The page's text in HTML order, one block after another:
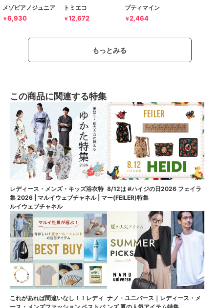
メゾピアノジュニア
￥6,930
トミエコ
￥12,672
プティマイン
￥2,464
もっとみる
この商品に関連する特集
レディース・メンズ・キッズ浴衣特
集 2026 | マルイウェブチャネル | マ
ルイウェブチャネル
8/12は #ハイジの日2026 フェイラ
ー(FEILER)特集
これがあれば間違いなし！！レディ ナノ・ユニバース｜レディース・メ